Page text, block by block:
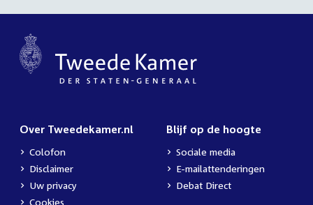
Over Tweedekamer.nl
Colofon
Disclaimer
Uw privacy
Cookies
Blijf op de hoogte
Sociale media
E-mailattenderingen
Debat Direct